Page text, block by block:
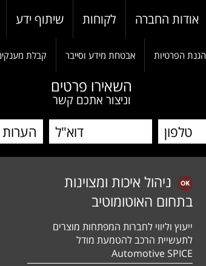
אודות החברה לקוחות שיתוף ידע
הגנת הפרטיות אבטחת מידע וסייבר קבלת
השאירו פרטים
וניצור אתכם קשר
ניהול איכות ומצוינות
בתחום האוטומוטיב
ייעוץ וליווי לחברות המפתחות מוצרים
לתעשיית הרכב להטמעת מודל
Automotive SPICE